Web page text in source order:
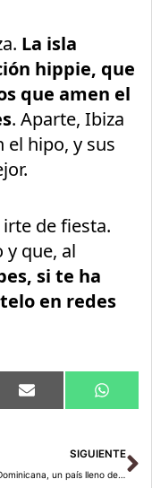
La isla
hippie, que
que amen el
. Aparte, Ibiza
el hipo, y sus
de fiesta.
y que, al
si te ha
en redes
Compartir
en
Email
en
SIGUIENTE
República Dominicana, un país lleno de sorpresas